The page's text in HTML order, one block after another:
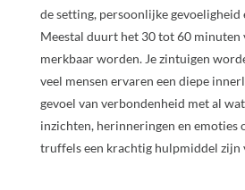
de setting, persoonlijke
Meestal duurt het 30 tot 60 minuten
merkbaar worden. Je zintuigen
veel mensen ervaren een diepe
gevoel van verbondenheid met al
inzichten, herinneringen en emoties
truffels een krachtig hulpmiddel